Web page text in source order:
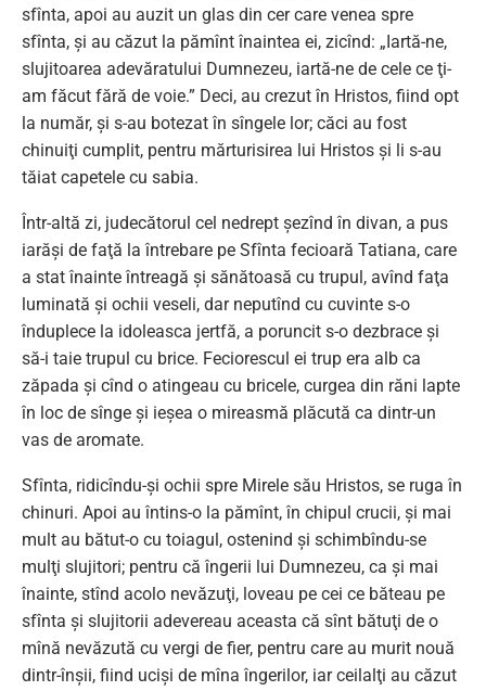
sfînta, apoi au auzit un glas din cer care venea spre
sfînta, şi au căzut la pămînt înaintea ei, zicînd: „Iartă-ne,
slujitoarea adevăratului Dumnezeu, iartă-ne de cele ce ţi-
am făcut fără de voie.” Deci, au crezut în Hristos, fiind opt
la număr, şi s-au botezat în sîngele lor; căci au fost
chinuiţi cumplit, pentru mărturisirea lui Hristos şi li s-au
tăiat capetele cu sabia.
Într-altă zi, judecătorul cel nedrept şezînd în divan, a pus
iarăşi de faţă la întrebare pe Sfînta fecioară Tatiana, care
a stat înainte întreagă şi sănătoasă cu trupul, avînd faţa
luminată şi ochii veseli, dar neputînd cu cuvinte s-o
înduplece la idoleasca jertfă, a poruncit s-o dezbrace şi
să-i taie trupul cu brice. Feciorescul ei trup era alb ca
zăpada şi cînd o atingeau cu bricele, curgea din răni lapte
în loc de sînge şi ieşea o mireasmă plăcută ca dintr-un
vas de aromate.
Sfînta, ridicîndu-şi ochii spre Mirele său Hristos, se ruga în
chinuri. Apoi au întins-o la pămînt, în chipul crucii, şi mai
mult au bătut-o cu toiagul, ostenind şi schimbîndu-se
mulţi slujitori; pentru că îngerii lui Dumnezeu, ca şi mai
înainte, stînd acolo nevăzuţi, loveau pe cei ce băteau pe
sfînta şi slujitorii adevereau aceasta că sînt bătuţi de o
mînă nevăzută cu vergi de fier, pentru care au murit nouă
dintr-înşii, fiind ucişi de mîna îngerilor, iar ceilalţi au căzut